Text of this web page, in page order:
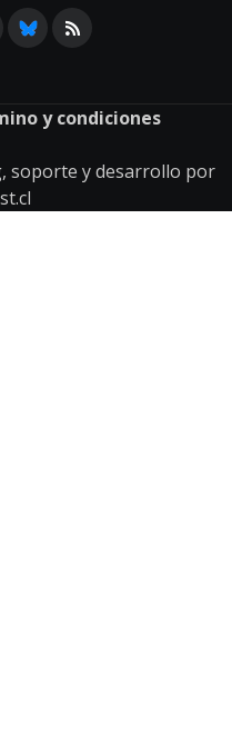
y condiciones
soporte y desarrollo por